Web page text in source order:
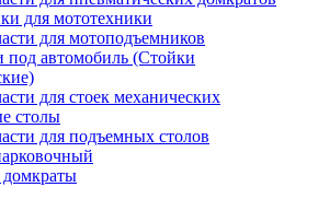
для мототехники
для мотоподъемников
под автомобиль (Стойки
для стоек механических
столы
для подъемных столов